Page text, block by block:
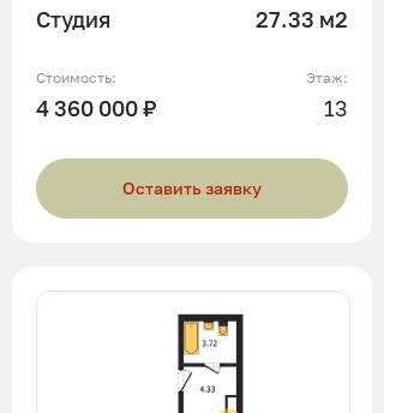
Студия 27.33 м2
Стоимость:
4 360 000 ₽
Этаж:
13
Оставить заявку